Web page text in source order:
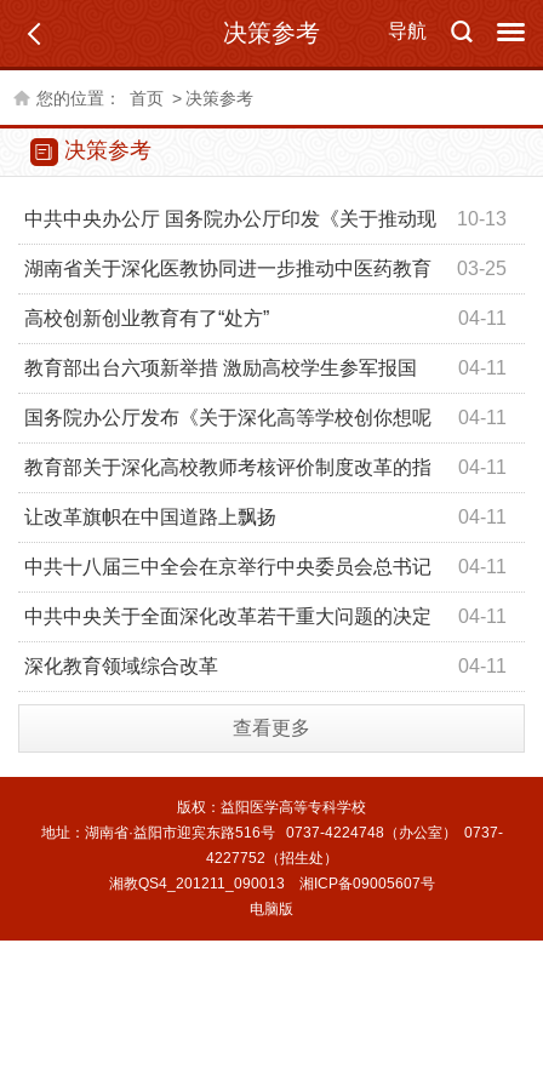
导航
决策参考
您的位置： 首页 > 决策参考
决策参考
10-13
中共中央办公厅 国务院办公厅印发《关于推动现
代职业教育高质量发展的意见》 03-25
湖南省关于深化医教协同进一步推动中医药教育
改革与高质量发展的实施方案 04-11
高校创新创业教育有了“处方”
04-11
教育部出台六项新举措 激励高校学生参军报国
04-11
国务院办公厅发布《关于深化高等学校创你想呢
创业教育改革的实施意见》——高校将设必修课指导学生
创业
04-11
教育部关于深化高校教师考核评价制度改革的指
导意见 04-11
让改革旗帜在中国道路上飘扬
04-11
中共十八届三中全会在京举行中央委员会总书记
习近平作重要讲话 04-11
中共中央关于全面深化改革若干重大问题的决定
04-11
深化教育领域综合改革
查看更多
版权：益阳医学高等专科学校
地址：湖南省·益阳市迎宾东路516号 0737-4224748（办公室） 0737-
4227752（招生处）
湘教QS4_201211_090013 湘ICP备09005607号
电脑版